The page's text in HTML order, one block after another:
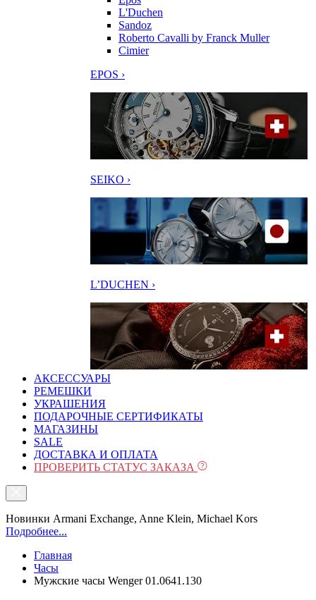
L'Duchen
Sandoz
Roberto Cavalli by Franck Muller
Cimier
EPOS ›
SEIKO ›
L’DUCHEN ›
АКСЕССУАРЫ
РЕМЕШКИ
УКРАШЕНИЯ
ПОДАРОЧНЫЕ СЕРТИФИКАТЫ
МАГАЗИНЫ
SALE
ДОСТАВКА И ОПЛАТА
ПРОВЕРИТЬ СТАТУС ЗАКАЗА
Новинки Armani Exchange, Anne Klein, Michael Kors
Подробнее...
Главная
Часы
Мужские часы Wenger 01.0641.130